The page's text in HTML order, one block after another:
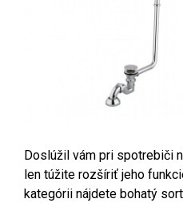
Doslúžil vám pri spotrebiči
len túžite rozšíriť jeho
kategórii nájdete bohatý